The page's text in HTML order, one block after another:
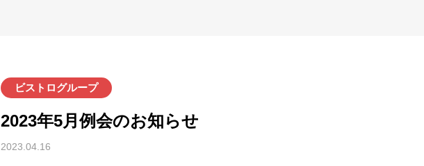
ビストログループ
2023年5月例会のお知らせ
2023.04.16